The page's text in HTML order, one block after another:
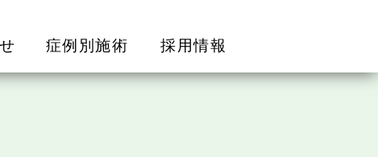
症例別施術 採用情報